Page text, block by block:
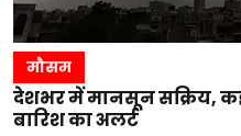
मौसम
देशभर में मानसून सक्रिय,
बारिश का अलर्ट